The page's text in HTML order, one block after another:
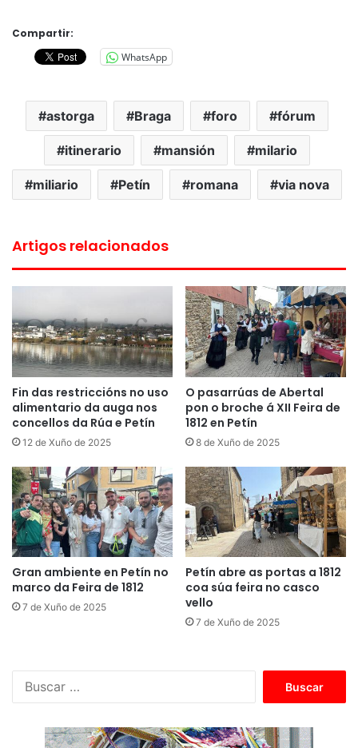
Compartir:
WhatsApp
astorga Braga foro fórum
itinerario mansión milario
miliario Petín romana via nova
Artigos relacionados
Fin das restriccións no uso
alimentario da auga nos
concellos da Rúa e Petín
12 de Xuño de 2025
O pasarrúas de Abertal
pon o broche á XII Feira de
1812 en Petín
8 de Xuño de 2025
Gran ambiente en Petín no
marco da Feira de 1812
7 de Xuño de 2025
Petín abre as portas a 1812
coa súa feira no casco
vello
7 de Xuño de 2025
c